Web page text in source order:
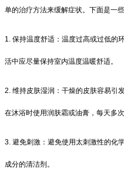
单的治疗方法来缓解症状。下面是一
1. 保持温度舒适：温度过高或过低的
活中应尽量保持室内温度温暖舒适。
2. 维持皮肤湿润：干燥的皮肤容易引
在沐浴时使用润肤霜或油膏，每天多次
3. 避免刺激：避免使用太刺激性的化
成分的清洁剂。